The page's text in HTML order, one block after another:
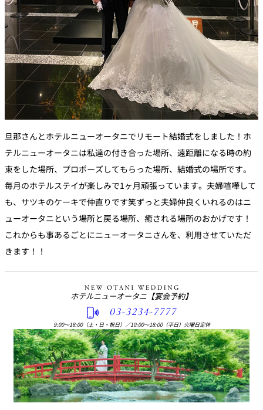
旦那さんとホテルニューオータニでリモート結婚式をしました！ホ
テルニューオータニは私達の付き合った場所、遠距離になる時の約
束をした場所、プロポーズしてもらった場所、結婚式の場所です。
毎月のホテルステイが楽しみで1ヶ月頑張っています。夫婦喧嘩して
も、サツキのケーキで仲直りです笑ずっと夫婦仲良くいれるのはニ
ューオータニという場所と戻る場所、癒される場所のおかげです！
これからも事あるごとにニューオータニさんを、利用させていただ
きます！！
ホテルニューオータニ 【宴会予約】
03-3234-7777
9:00〜18:00（土・日・祝日） ／10:00〜18:00（平日）火曜日定休